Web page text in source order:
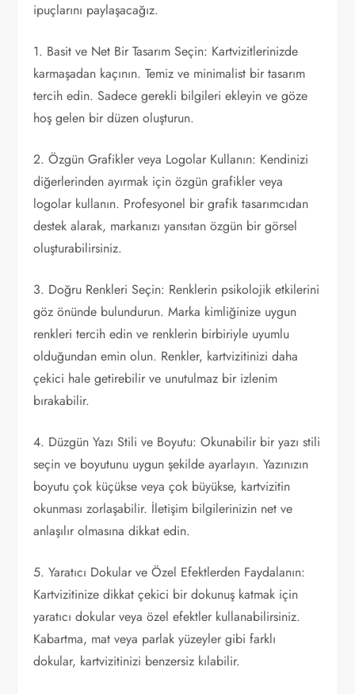
ipuçlarını paylaşacağız.
1. Basit ve Net Bir Tasarım Seçin: Kartvizitlerinizde
karmaşadan kaçının. Temiz ve minimalist bir tasarım
tercih edin. Sadece gerekli bilgileri ekleyin ve göze
hoş gelen bir düzen oluşturun.
2. Özgün Grafikler veya Logolar Kullanın: Kendinizi
diğerlerinden ayırmak için özgün grafikler veya
logolar kullanın. Profesyonel bir grafik tasarımcıdan
destek alarak, markanızı yansıtan özgün bir görsel
oluşturabilirsiniz.
3. Doğru Renkleri Seçin: Renklerin psikolojik etkilerini
göz önünde bulundurun. Marka kimliğinize uygun
renkleri tercih edin ve renklerin birbiriyle uyumlu
olduğundan emin olun. Renkler, kartvizitinizi daha
çekici hale getirebilir ve unutulmaz bir izlenim
bırakabilir.
4. Düzgün Yazı Stili ve Boyutu: Okunabilir bir yazı stili
seçin ve boyutunu uygun şekilde ayarlayın. Yazınızın
boyutu çok küçükse veya çok büyükse, kartvizitin
okunması zorlaşabilir. İletişim bilgilerinizin net ve
anlaşılır olmasına dikkat edin.
5. Yaratıcı Dokular ve Özel Efektlerden Faydalanın:
Kartvizitinize dikkat çekici bir dokunuş katmak için
yaratıcı dokular veya özel efektler kullanabilirsiniz.
Kabartma, mat veya parlak yüzeyler gibi farklı
dokular, kartvizitinizi benzersiz kılabilir.